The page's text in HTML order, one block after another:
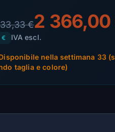
€2 366,00
€ IVA escl.
nella settimana 33
taglia e colore)